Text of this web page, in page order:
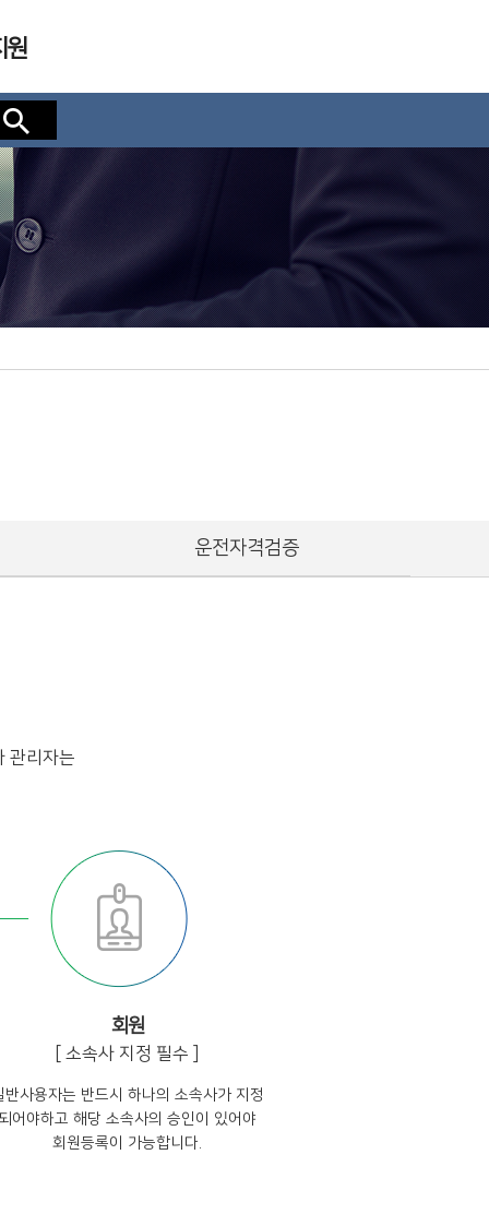
원
검색
운전자격검증
관리자는
회원
[ 소속사 지정 필수 ]
반사용자는 반드시 하나의 소속사가 지정
어야하고 해당 소속사의 승인이 있어야
회원등록이 가능합니다.